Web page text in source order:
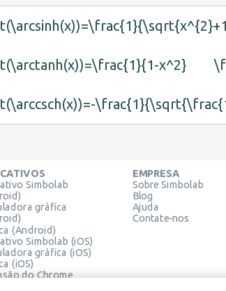
x^2}
Simbolab
gráfica
(Android)
Simbolab (iOS)
gráfica (iOS)
(iOS)
do Chrome
EMPRESA
Sobre Simbolab
Blog
Ajuda
Contate-nos